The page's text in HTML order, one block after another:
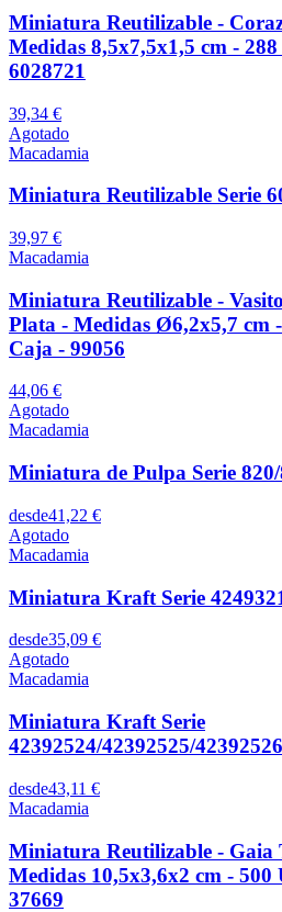
Miniatura Reutilizable -
Medidas 8,5x7,5x1,5 cm -
6028721
39,34 €
Agotado
Macadamia
Miniatura Reutilizable Serie
39,97 €
Macadamia
Miniatura Reutilizable -
Plata - Medidas Ø6,2x5,7 cm
Caja - 99056
44,06 €
Agotado
Macadamia
Miniatura de Pulpa Serie
desde41,22 €
Agotado
Macadamia
Miniatura Kraft Serie
desde35,09 €
Agotado
Macadamia
Miniatura Kraft Serie
42392524/42392525/42392526
desde43,11 €
Macadamia
Miniatura Reutilizable - Gaia
Medidas 10,5x3,6x2 cm -
37669